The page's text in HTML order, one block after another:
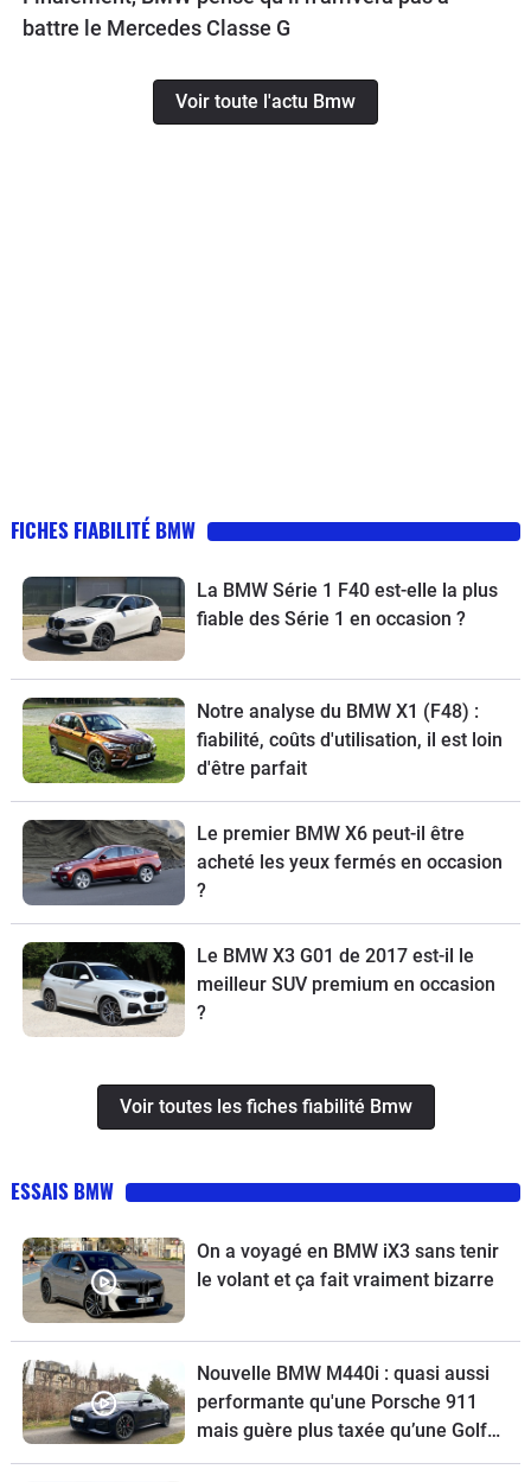
battre le Mercedes Classe G
Voir toute l'actu Bmw
FICHES FIABILITÉ BMW
La BMW Série 1 F40 est-elle la plus
fiable des Série 1 en occasion ?
Notre analyse du BMW X1 (F48) :
fiabilité, coûts d'utilisation, il est loin
d'être parfait
Le premier BMW X6 peut-il être
acheté les yeux fermés en occasion
?
Le BMW X3 G01 de 2017 est-il le
meilleur SUV premium en occasion
?
Voir toutes les fiches fiabilité Bmw
ESSAIS BMW
On a voyagé en BMW iX3 sans tenir
le volant et ça fait vraiment bizarre
Nouvelle BMW M440i : quasi aussi
performante qu'une Porsche 911
mais guère plus taxée qu’une Golf
GTI